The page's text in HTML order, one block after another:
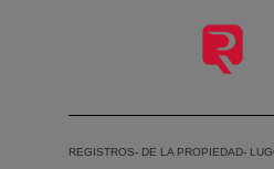
REGISTROS DE LA PROPIEDAD